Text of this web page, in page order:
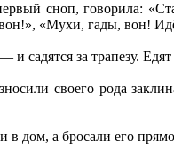
сноп, говорила:
«Мухи, гады, вон!
садятся за трапезу.
своего рода
в дом, а бросали его